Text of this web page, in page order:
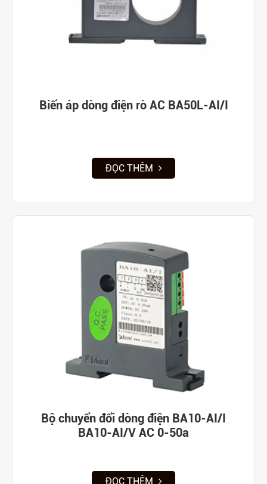
Biến áp dòng điện rò AC BA50L-AI/I
ĐỌC THÊM
Bộ chuyển đổi dòng điện BA10-AI/I
BA10-AI/V AC 0-50a
ĐỌC THÊM